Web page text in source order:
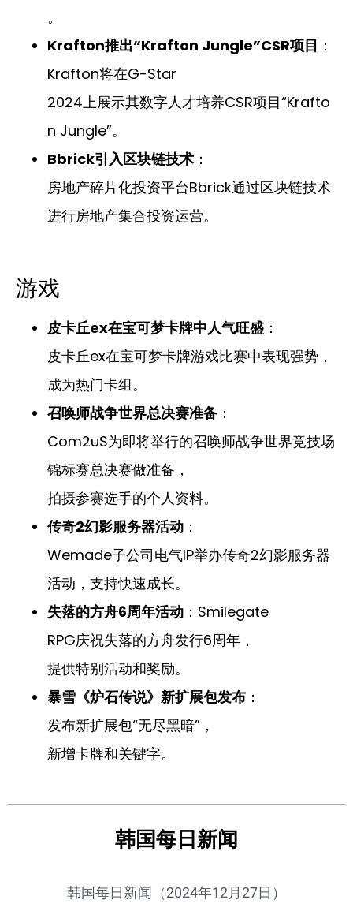
。
Krafton推出“Krafton Jungle”CSR项目 ：
Krafton将在G-Star
2024上展示其数字人才培养CSR项目“Krafto
n Jungle”。
Bbrick引入区块链技术 ：
房地产碎片化投资平台Bbrick通过区块链技术
进行房地产集合投资运营。
游戏
皮卡丘ex在宝可梦卡牌中人气旺盛 ：
皮卡丘ex在宝可梦卡牌游戏比赛中表现强势，
成为热门卡组。
召唤师战争世界总决赛准备 ：
Com2uS为即将举行的召唤师战争世界竞技场
锦标赛总决赛做准备，
拍摄参赛选手的个人资料。
传奇2幻影服务器活动 ：
Wemade子公司电气IP举办传奇2幻影服务器
活动，支持快速成长。
失落的方舟6周年活动 ：Smilegate
RPG庆祝失落的方舟发行6周年，
提供特别活动和奖励。
暴雪《炉石传说》新扩展包发布 ：
发布新扩展包“无尽黑暗”，
新增卡牌和关键字。
韩国每日新闻
韩国每日新闻（2024年12月27日）